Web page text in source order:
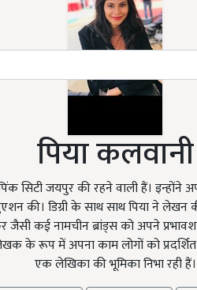
पिया कलवानी
सिटी जयपुर की रहने वाली हैं।
की। डिग्री के साथ साथ पिया ने लेखन
कई नामचीन ब्रांड्स को अपने
के रूप में अपना काम लोगों को
एक लेखिका की भूमिका निभा रही हैं।